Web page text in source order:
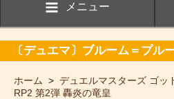
メニュー
〔デュエマ〕ブルーム＝プル
ホーム > デュエルマスターズ ゴッ
RP2 第2弾 轟炎の竜皇